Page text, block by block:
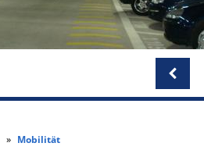
Mobilität